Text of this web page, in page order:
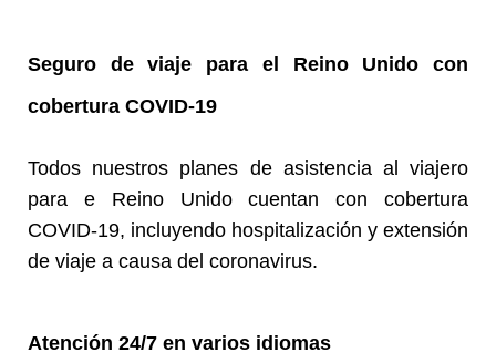
Seguro de viaje para el Reino Unido con
cobertura COVID-19
Todos nuestros planes de asistencia al viajero
para e Reino Unido cuentan con cobertura
COVID-19, incluyendo hospitalización y extensión
de viaje a causa del coronavirus.
Atención 24/7 en varios idiomas